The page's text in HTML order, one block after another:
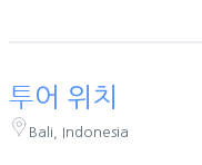
투어 위치
Bali, Indonesia